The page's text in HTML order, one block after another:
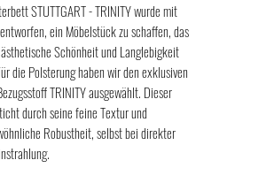
STUTTGART - TRINITY wurde mit
ein Möbelstück zu schaffen, das
Schönheit und Langlebigkeit
die Polsterung haben wir den exklusiven
TRINITY ausgewählt. Dieser
durch seine feine Textur und
Robustheit, selbst bei direkter